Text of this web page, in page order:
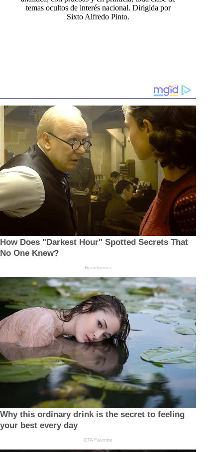
temas ocultos de interés nacional. Dirigida por
Sixto Alfredo Pinto.